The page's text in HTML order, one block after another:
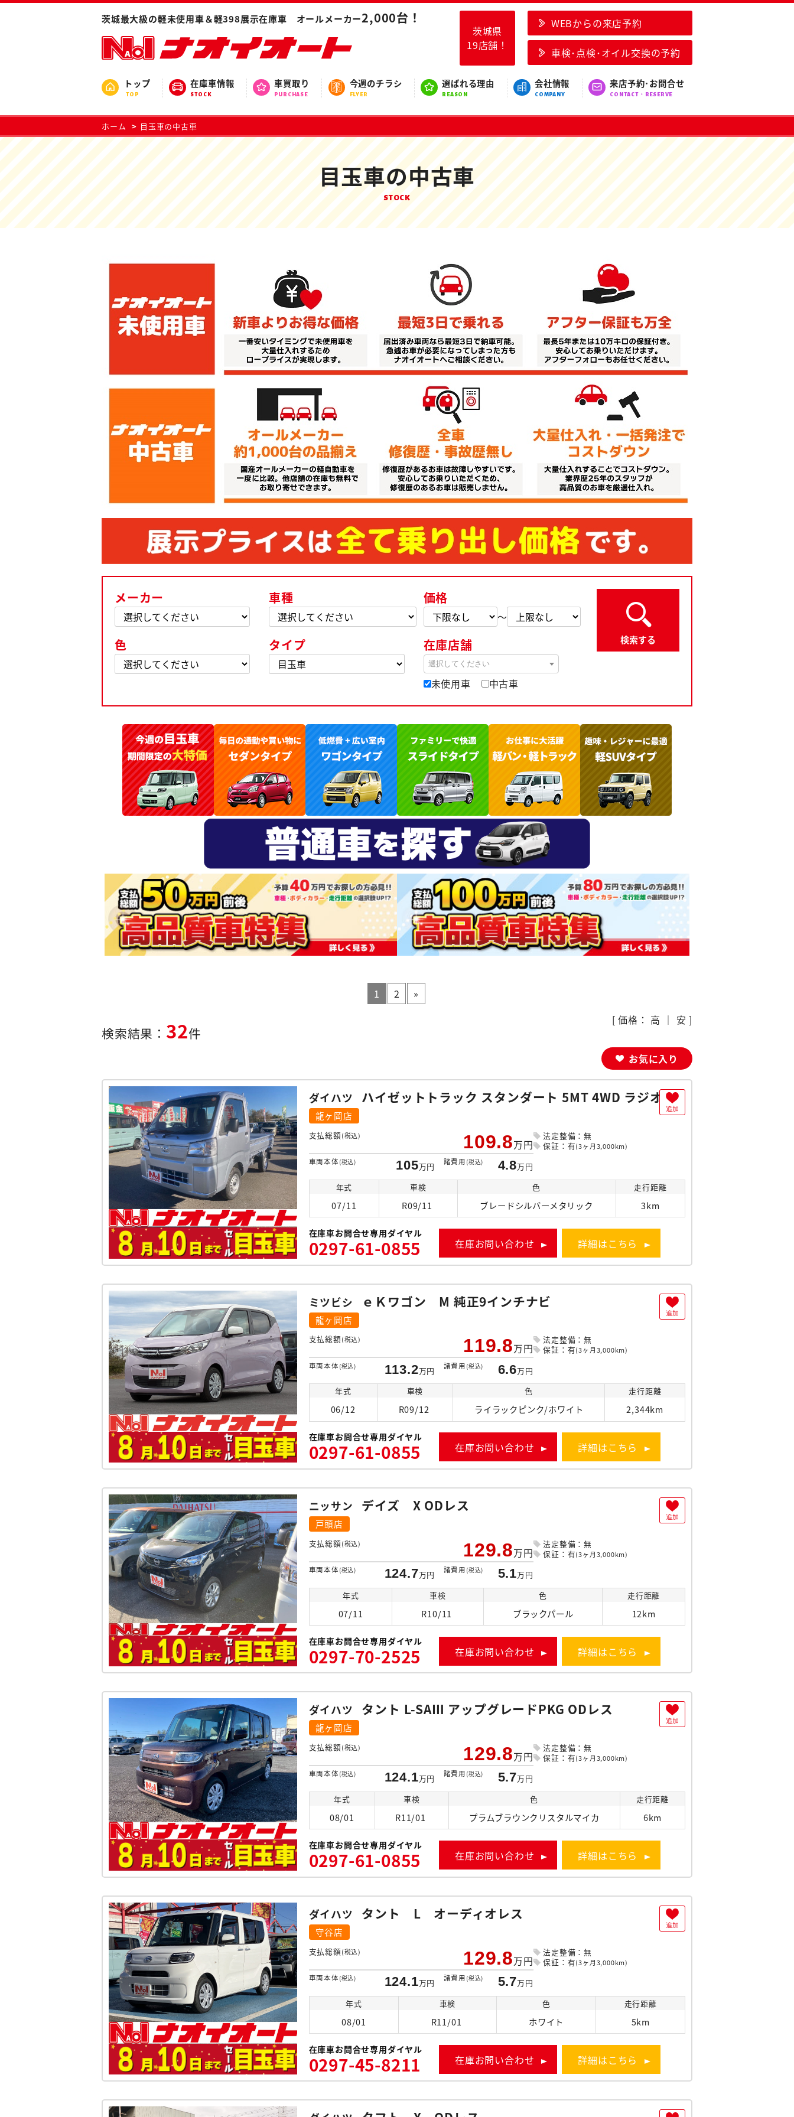
茨城最大級の軽未使用車＆軽398展示在庫車 オールメーカー2,000台！
茨城県
19店舗！
WEBからの来店予約
車検･点検･オイル交換の予約
トップ
TOP
在庫車情報
STOCK
車買取り
PURCHASE
今週のチラシ
FLYER
選ばれる理由
REASON
会社情報
COMPANY
来店予約･お問合せ
CONTACT・RESERVE
ホーム 目玉車の中古車
目玉車の中古車
STOCK
メーカー 車種 価格
～
色 タイプ 在庫店舗
選択してください
未使用車 中古車
1 2 »
検索結果： 32件
[ 価格： 高 ｜ 安 ]
お気に入り
ダイハツ ハイゼットトラック スタンダート 5MT 4WD ラジオ
龍ヶ岡店
支払総額(税込) 109.8万円
車両本体 (税込) 105万円 諸費用 (税込) 4.8万円
法定整備：無
保証：有(3ヶ月3,000km)
年式
07/11
車検
R09/11
色
ブレードシルバーメタリック
走行距離
3km
在庫車お問合せ専用ダイヤル
0297-61-0855 在庫お問い合わせ 詳細はこちら
追加
ミツビシ ｅＫワゴン M 純正9インチナビ
龍ヶ岡店
支払総額(税込) 119.8万円
車両本体 (税込) 113.2万円 諸費用 (税込) 6.6万円
法定整備：無
保証：有(3ヶ月3,000km)
年式
06/12
車検
R09/12
色
ライラックピンク/ホワイト
走行距離
2,344km
在庫車お問合せ専用ダイヤル
0297-61-0855 在庫お問い合わせ 詳細はこちら
追加
ニッサン デイズ X ODレス
戸頭店
支払総額(税込) 129.8万円
車両本体 (税込) 124.7万円 諸費用 (税込) 5.1万円
法定整備：無
保証：有(3ヶ月3,000km)
年式
07/11
車検
R10/11
色
ブラックパール
走行距離
12km
在庫車お問合せ専用ダイヤル
0297-70-2525 在庫お問い合わせ 詳細はこちら
追加
ダイハツ タント L-SAⅢ アップグレードPKG ODレス
龍ヶ岡店
支払総額(税込) 129.8万円
車両本体 (税込) 124.1万円 諸費用 (税込) 5.7万円
法定整備：無
保証：有(3ヶ月3,000km)
年式
08/01
車検
R11/01
色
プラムブラウンクリスタルマイカ
走行距離
6km
在庫車お問合せ専用ダイヤル
0297-61-0855 在庫お問い合わせ 詳細はこちら
追加
ダイハツ タント L オーディオレス
守谷店
支払総額(税込) 129.8万円
車両本体 (税込) 124.1万円 諸費用 (税込) 5.7万円
法定整備：無
保証：有(3ヶ月3,000km)
年式
08/01
車検
R11/01
色
ホワイト
走行距離
5km
在庫車お問合せ専用ダイヤル
0297-45-8211 在庫お問い合わせ 詳細はこちら
追加